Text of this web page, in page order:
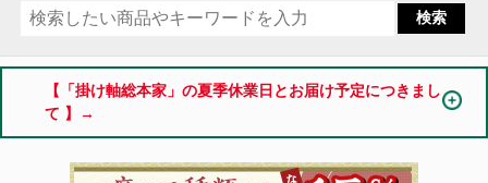
【「掛け軸総本家」の夏季休業日とお届け予定につきまし
て 】→